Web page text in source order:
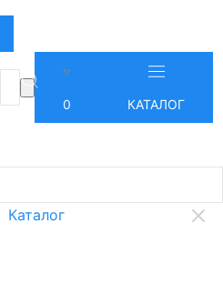
0 КАТАЛОГ
Каталог